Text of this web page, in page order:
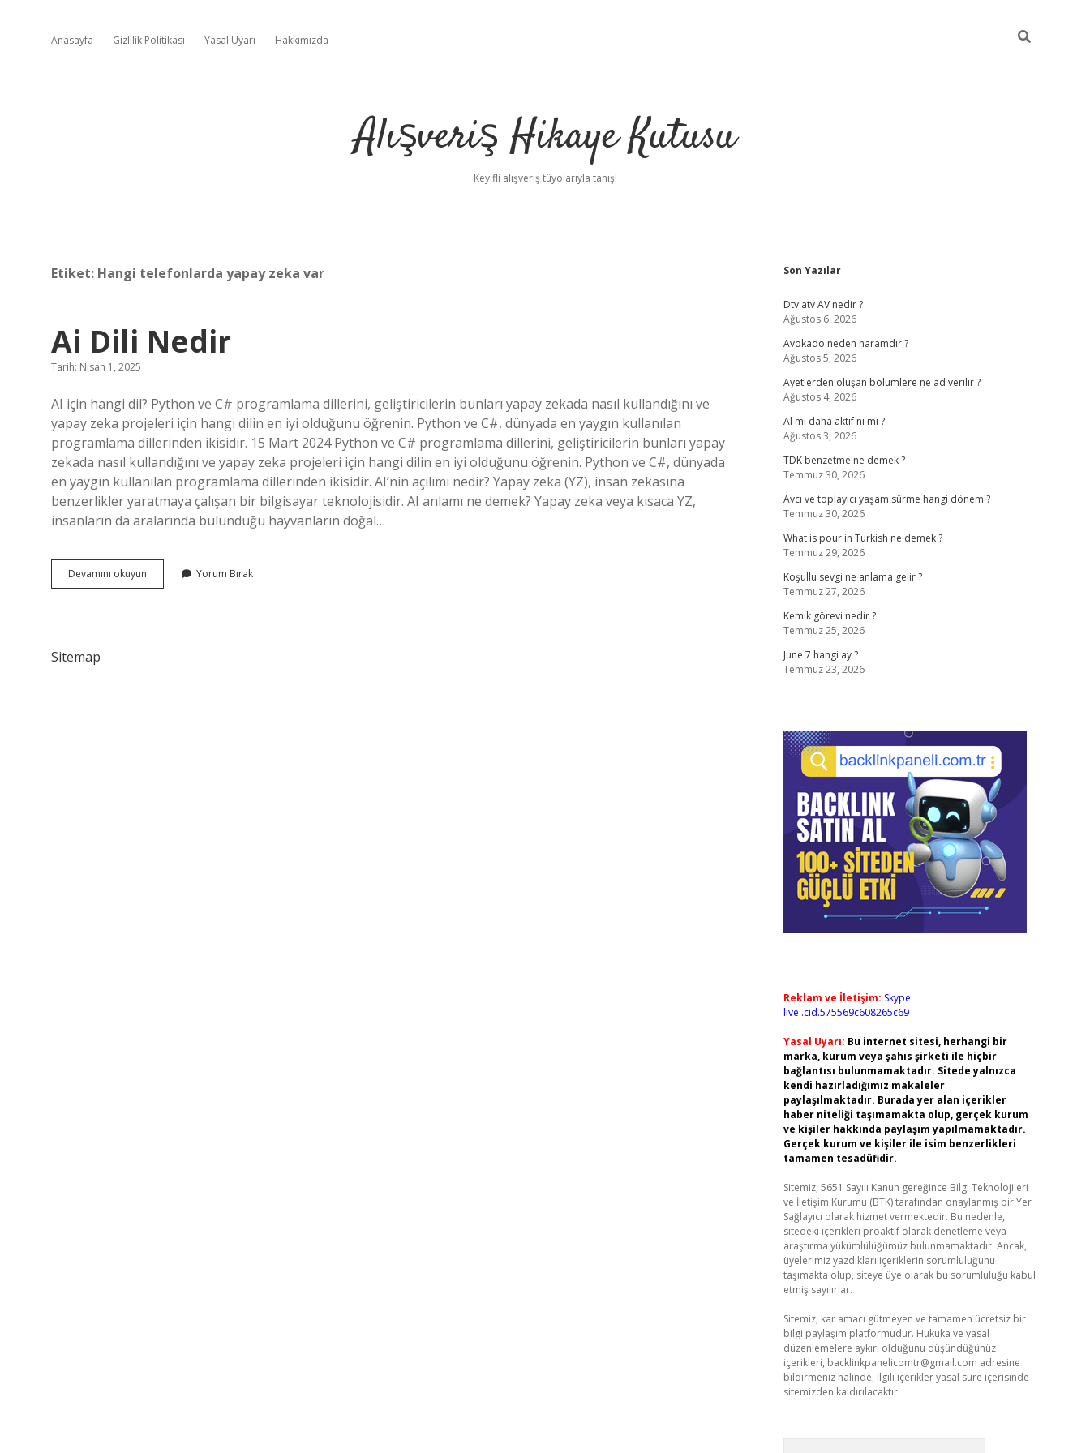
Anasayfa Gizlilik Politikası Yasal Uyarı Hakkımızda
Alışveriş Hikaye Kutusu
Keyifli alışveriş tüyolarıyla tanış!
Etiket: Hangi telefonlarda yapay zeka var
Ai Dili Nedir
Tarih: Nisan 1, 2025
AI için hangi dil? Python ve C# programlama dillerini, geliştiricilerin bunları yapay zekada nasıl kullandığını ve
yapay zeka projeleri için hangi dilin en iyi olduğunu öğrenin. Python ve C#, dünyada en yaygın kullanılan
programlama dillerinden ikisidir. 15 Mart 2024 Python ve C# programlama dillerini, geliştiricilerin bunları yapay
zekada nasıl kullandığını ve yapay zeka projeleri için hangi dilin en iyi olduğunu öğrenin. Python ve C#, dünyada
en yaygın kullanılan programlama dillerinden ikisidir. AI’nin açılımı nedir? Yapay zeka (YZ), insan zekasına
benzerlikler yaratmaya çalışan bir bilgisayar teknolojisidir. AI anlamı ne demek? Yapay zeka veya kısaca YZ,
insanların da aralarında bulunduğu hayvanların doğal…
Devamını okuyun
Dili
Yorum Bırak
Sitemap
Sidebar
Son Yazılar
Dtv atv AV nedir ?
Ağustos 6, 2026
Avokado neden haramdır ?
Ağustos 5, 2026
Ayetlerden oluşan bölümlere ne ad verilir ?
Ağustos 4, 2026
Al mı daha aktif ni mi ?
Ağustos 3, 2026
TDK benzetme ne demek ?
Temmuz 30, 2026
Avcı ve toplayıcı yaşam sürme hangi dönem ?
Temmuz 30, 2026
What is pour in Turkish ne demek ?
Temmuz 29, 2026
Koşullu sevgi ne anlama gelir ?
Temmuz 27, 2026
Kemik görevi nedir ?
Temmuz 25, 2026
June 7 hangi ay ?
Temmuz 23, 2026
Reklam ve İletişim: Skype:
live:.cid.575569c608265c69
Yasal Uyarı: Bu internet sitesi, herhangi bir
marka, kurum veya şahıs şirketi ile hiçbir
bağlantısı bulunmamaktadır. Sitede yalnızca
kendi hazırladığımız makaleler
paylaşılmaktadır. Burada yer alan içerikler
haber niteliği taşımamakta olup, gerçek kurum
ve kişiler hakkında paylaşım yapılmamaktadır.
Gerçek kurum ve kişiler ile isim benzerlikleri
tamamen tesadüfidir.
Sitemiz, 5651 Sayılı Kanun gereğince Bilgi Teknolojileri
ve İletişim Kurumu (BTK) tarafından onaylanmış bir Yer
Sağlayıcı olarak hizmet vermektedir. Bu nedenle,
sitedeki içerikleri proaktif olarak denetleme veya
araştırma yükümlülüğümüz bulunmamaktadır. Ancak,
üyelerimiz yazdıkları içeriklerin sorumluluğunu
taşımakta olup, siteye üye olarak bu sorumluluğu kabul
etmiş sayılırlar.
Sitemiz, kar amacı gütmeyen ve tamamen ücretsiz bir
bilgi paylaşım platformudur. Hukuka ve yasal
düzenlemelere aykırı olduğunu düşündüğünüz
içerikleri, backlinkpanelicomtr@gmail.com adresine
bildirmeniz halinde, ilgili içerikler yasal süre içerisinde
sitemizden kaldırılacaktır.